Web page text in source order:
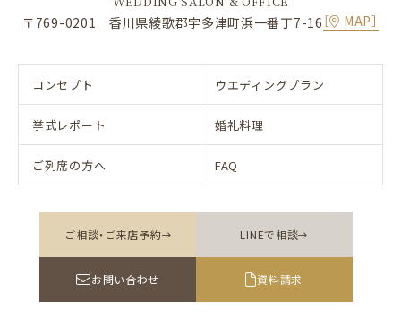
〒769-0201 香川県綾歌郡宇多津町浜一番丁7-16 ［ MAP］
コンセプト ウエディングプラン
挙式レポート 婚礼料理
ご列席の方へ FAQ
ご相談・ご来店予約 LINEで相談
お問い合わせ 資料請求